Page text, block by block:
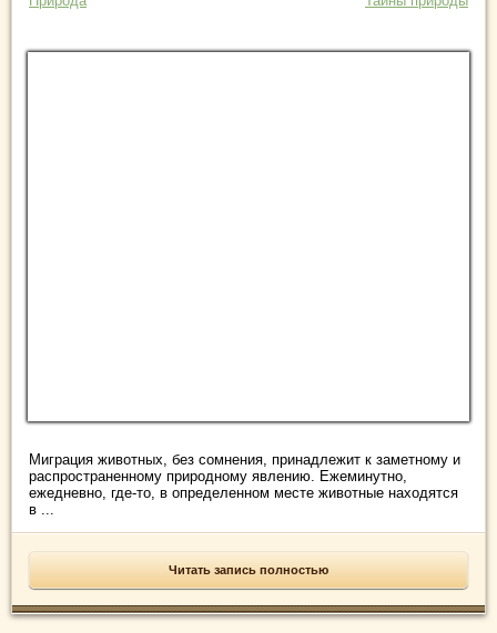
Миграция животных, без сомнения, принадлежит к заметному и
распространенному природному явлению. Ежеминутно,
ежедневно, где-то, в определенном месте животные находятся
в ...
Читать запись полностью